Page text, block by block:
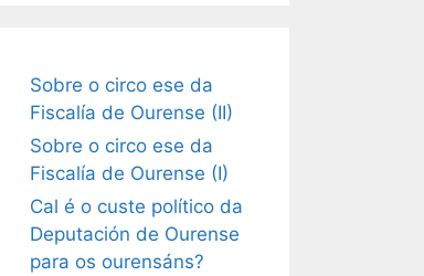
Sobre o circo ese da
Fiscalía de Ourense (II)
Sobre o circo ese da
Fiscalía de Ourense (I)
Cal é o custe político da
Deputación de Ourense
para os ourensáns?